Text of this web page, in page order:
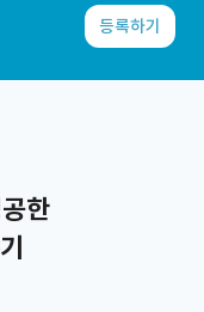
등록하기
한